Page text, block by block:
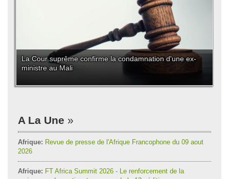
La Cour suprême confirme la condamnation d'une ex-
ministre au Mali
A La Une
Afrique: Revue de presse de l'Afrique Francophone du 09 aout
2026
Afrique: FT Africa Summit 2026 - Le renforcement de la